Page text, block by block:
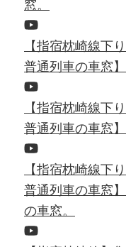
窓。
【指宿枕崎線下
普通列車の車窓
【指宿枕崎線下
普通列車の車窓
【指宿枕崎線下
普通列車の車窓
の車窓。